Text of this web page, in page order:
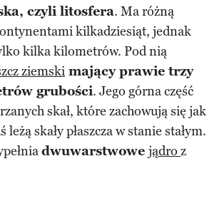
czyli litosfera. Ma różną
kilkadziesiąt, jednak
kilka kilometrów. Pod nią
ziemski mający prawie trzy
grubości. Jego górna część
skał, które zachowują się jak
leżą skały płaszcza w stanie stałym.
dwuwarstwowe jądro z